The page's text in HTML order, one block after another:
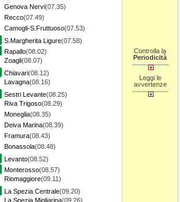
Genova Nervi(07.35)
Recco(07.49)
Camogli-S.Fruttuoso(07.53)
S.Margherita Ligure(07.58)
Rapallo(08.02)
Zoagli(08.07)
Chiavari(08.12)
Lavagna(08.16)
Sestri Levante(08.25)
Riva Trigoso(08.29)
Moneglia(08.35)
Deiva Marina(08.39)
Framura(08.43)
Bonassola(08.48)
Levanto(08.52)
Monterosso(08.57)
Riomaggiore(09.11)
La Spezia Centrale(09.20)
La Spezia Migliarina(09.26)
Controlla la
Periodicità
Leggi le
avvertenze